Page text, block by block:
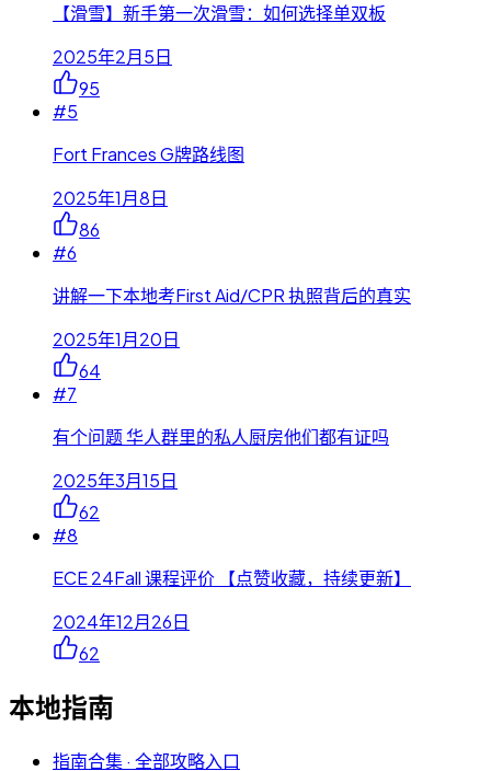
【滑雪】新手第一次滑雪：如何选择单双板
2025年2月5日
95
#5
Fort Frances G牌路线图
2025年1月8日
86
#6
讲解一下本地考First Aid/CPR 执照背后的真实
2025年1月20日
64
#7
有个问题 华人群里的私人厨房他们都有证吗
2025年3月15日
62
#8
ECE 24Fall 课程评价 【点赞收藏，持续更新】
2024年12月26日
62
本地指南
指南合集 · 全部攻略入口